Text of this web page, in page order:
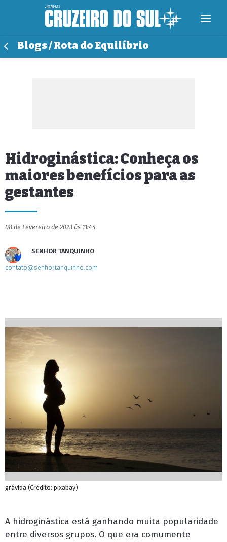
Blogs / Rota do Equilíbrio
Hidroginástica: Conheça os
maiores benefícios para as
gestantes
08 de Fevereiro de 2023 às 11:44
SENHOR TANQUINHO
contato@senhortanquinho.com
grávida (Crédito: pixabay)
A hidroginástica está ganhando muita popularidade
entre diversos grupos. O que era comumente